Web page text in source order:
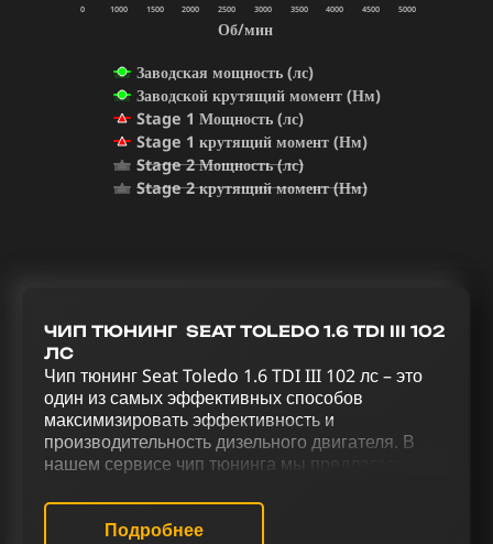
Об/мин
Заводская мощность (лс)
Заводской крутящий момент (Нм)
Stage 1 Мощность (лс)
Stage 1 крутящий момент (Нм)
Stage 2 Мощность (лс)
Stage 2 крутящий момент (Нм)
0 1000 1500 2000 2500 3000 3500 4000 4500 5000
ЧИП ТЮНИНГ SEAT TOLEDO 1.6 TDI III 102
ЛС
Чип тюнинг Seat Toledo 1.6 TDI III 102 лс – это
один из самых эффективных способов
максимизировать эффективность и
производительность дизельного двигателя. В
нашем сервисе чип тюнинга мы предлагаем
1.6 TDI III 102 лс. Чип тюнинг (stage 1) (stage 2),
отключение AdBlue, удаление сажевого фильтра,
Подробнее